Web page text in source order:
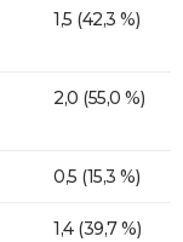
1,5 (42,3 %)
2,0 (55,0 %)
0,5 (15,3 %)
1,4 (39,7 %)